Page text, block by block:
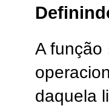
A função
daquela